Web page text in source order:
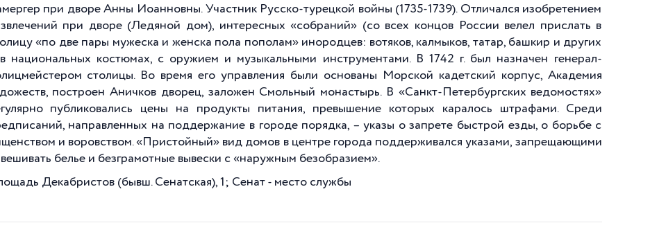
при дворе Анны Иоанновны. Участник Русско-турецкой войны (1735-1739). Отличался изобретением
при дворе (Ледяной дом), интересных «собраний» (со всех концов России велел прислать в
«по две пары мужеска и женска пола пополам» инородцев: вотяков, калмыков, татар, башкир и других
национальных костюмах, с оружием и музыкальными инструментами. В 1742 г. был назначен генерал-
столицы. Во время его управления были основаны Морской кадетский корпус, Академия
построен Аничков дворец, заложен Смольный монастырь. В «Санкт-Петербургских ведомостях»
публиковались цены на продукты питания, превышение которых каралось штрафами. Среди
направленных на поддержание в городе порядка, – указы о запрете быстрой езды, о борьбе с
и воровством. «Пристойный» вид домов в центре города поддерживался указами, запрещающими
белье и безграмотные вывески с «наружным безобразием».
Декабристов (бывш. Сенатская), 1; Сенат - место службы